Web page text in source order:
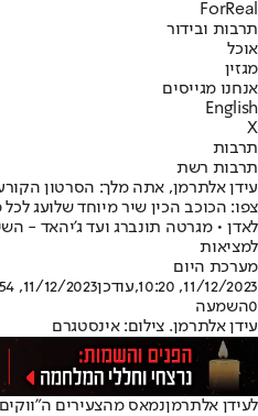
ForReal
תרבות ובידור
אוכל
מגזין
אנחנו מגייסים
English
X
תרבות
תרבות רשת
עידן אלתרמן, אתה מלך: הסרטון
צפו: הכוכב הכין שיר מיוחד שלועג
לאדן • מגרטה תונברג ועד ג'יהאד -
למציאות
מערכת היום
11/12/2023, 10:20
,עודכן11/12/2023, 11:54
0השמעה
עידן אלתרמן. צילום: אינסטגרם
לעידן אלתרמןנמאס מהצעירים